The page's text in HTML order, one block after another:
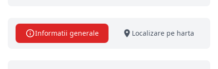
Informatii generale Localizare pe harta